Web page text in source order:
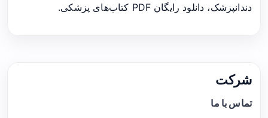
دندانپزشک، دانلود رایگان PDF کتاب‌های پزشکی.
شرکت
تماس با ما